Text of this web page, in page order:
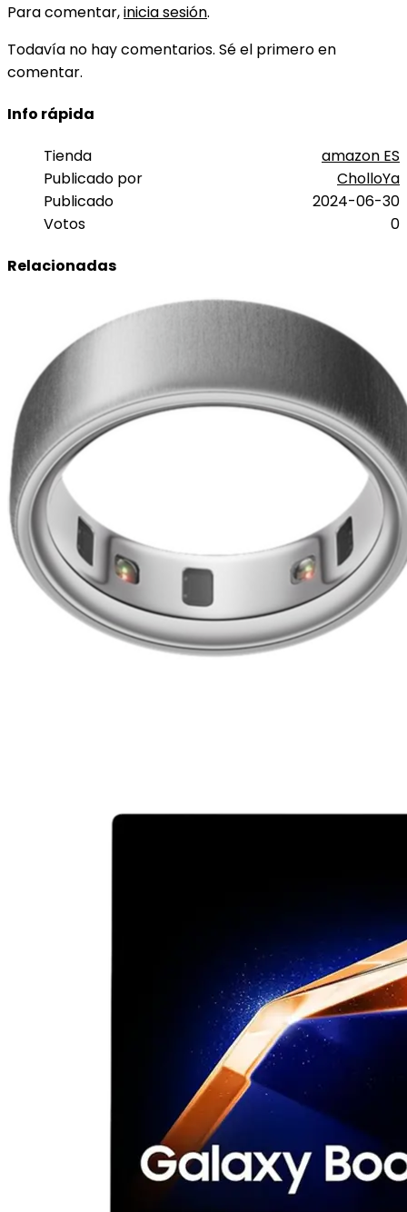
Para comentar,inicia sesión.
Todavía no hay comentarios. Sé el primero en
comentar.
Info rápida
Tienda
amazon ES
Publicado por
CholloYa
Publicado
2024-06-30
Votos
0
Relacionadas